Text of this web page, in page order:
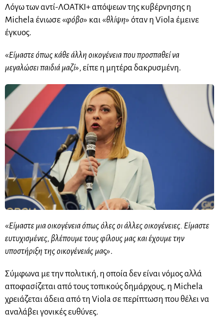
Λόγω των αντί-ΛΟΑΤΚΙ+ απόψεων της κυβέρνησης η
Michela ένιωσε «φόβο» και «θλίψη» όταν η Viola έμεινε
έγκυος.
«Είμαστε όπως κάθε άλλη οικογένεια που προσπαθεί να
μεγαλώσει παιδιά μαζί», είπε η μητέρα δακρυσμένη.
«Είμαστε μια οικογένεια όπως όλες οι άλλες οικογένειες. Είμαστε
ευτυχισμένες, βλέπουμε τους φίλους μας και έχουμε την
υποστήριξη της οικογένειάς μας».
Σύμφωνα με την πολιτική, η οποία δεν είναι νόμος αλλά
αποφασίζεται από τους τοπικούς δημάρχους, η Michela
χρειάζεται άδεια από τη Viola σε περίπτωση που θέλει να
αναλάβει γονικές ευθύνες.